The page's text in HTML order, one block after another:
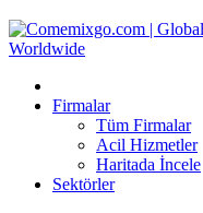
Firmalar
Tüm Firmalar
Acil Hizmetler
Haritada İncele
Sektörler